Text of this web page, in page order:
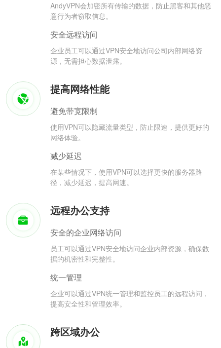
AndyVPN会加密所有传输的数据，防止黑客和其他恶
意行为者窃取信息。
安全远程访问
企业员工可以通过VPN安全地访问公司内部网络资
源，无需担心数据泄露。
提高网络性能
避免带宽限制
使用VPN可以隐藏流量类型，防止限速，提供更好的
网络体验。
减少延迟
在某些情况下，使用VPN可以选择更快的服务器路
径，减少延迟，提高网速。
远程办公支持
安全的企业网络访问
员工可以通过VPN安全地访问企业内部资源，确保数
据的机密性和完整性。
统一管理
企业可以通过VPN统一管理和监控员工的远程访问，
提高安全性和管理效率。
跨区域办公